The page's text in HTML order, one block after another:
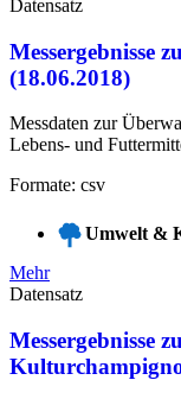
Datensatz
Messergebnisse
(18.06.2018)
Messdaten zur
Lebens- und
Formate: csv
Umwelt &
Mehr
Datensatz
Messergebnisse